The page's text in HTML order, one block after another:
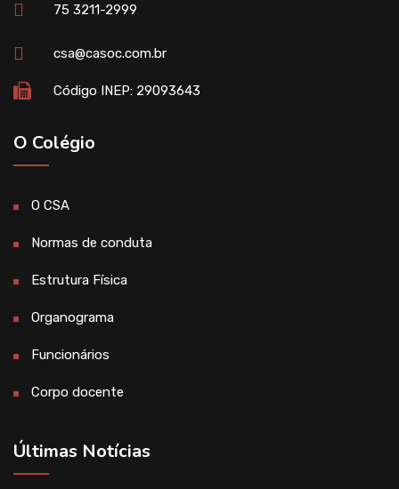
75 3211-2999
csa@casoc.com.br
Código INEP: 29093643
O Colégio
O CSA
Normas de conduta
Estrutura Física
Organograma
Funcionários
Corpo docente
Últimas Notícias